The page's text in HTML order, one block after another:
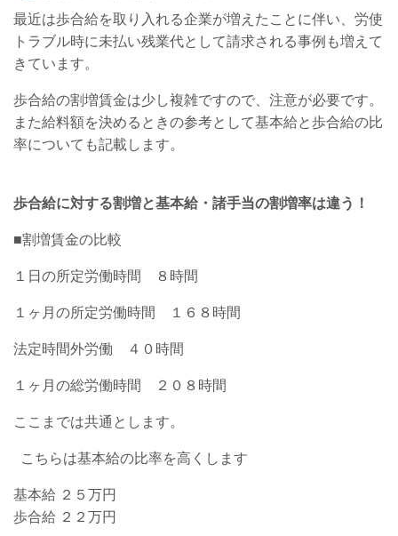
最近は歩合給を取り入れる企業が増えたことに伴い、労使
トラブル時に未払い残業代として請求される事例も増えて
きています。
歩合給の割増賃金は少し複雑ですので、注意が必要です。
また給料額を決めるときの参考として基本給と歩合給の比
率についても記載します。
歩合給に対する割増と基本給・諸手当の割増率は違う！
■割増賃金の比較
１日の所定労働時間 ８時間
１ヶ月の所定労働時間 １６８時間
法定時間外労働 ４０時間
１ヶ月の総労働時間 ２０８時間
ここまでは共通とします。
こちらは基本給の比率を高くします
基本給 ２５万円
歩合給 ２２万円